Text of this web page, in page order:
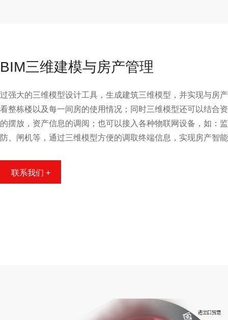
BIM三维建模与房产管理
过强大的三维模型设计工具，生成建筑三维模型，并实现与房
看整栋楼以及每一间房的使用情况；同时三维模型还可以结合
的摆放，资产信息的调阅；也可以接入各种物联网设备，如：
防、闸机等，通过三维模型方便的调取终端信息，实现房产智
联系我们 +